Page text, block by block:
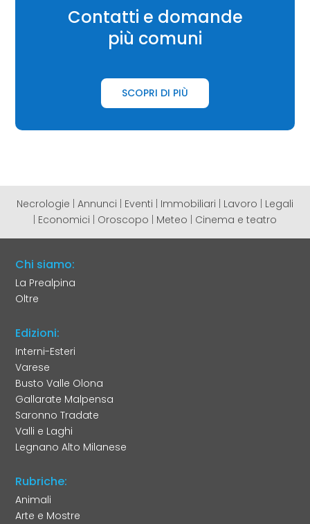
Contatti e domande
più comuni
SCOPRI DI PIÙ
Necrologie Annunci Eventi Immobiliari Lavoro
Legali
Economici Oroscopo Meteo Cinema e teatro
Chi siamo:
La Prealpina
Oltre
Edizioni:
Interni-Esteri
Varese
Busto Valle Olona
Gallarate Malpensa
Saronno Tradate
Valli e Laghi
Legnano Alto Milanese
Rubriche:
Animali
Arte e Mostre